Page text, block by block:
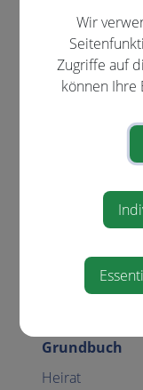
An-/Abmeldung
Arten der
Aufenthalt in
Menschen mit
Erben und
Führerschein
Geburt
Gesetzliche
Grundbuch
Heirat
Wir
Zugriffe auf
können Ihre